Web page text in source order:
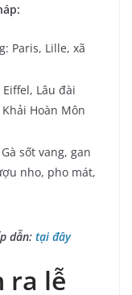
Paris, Lille, xã
Lâu đài
Hoàn Môn
sốt vang, gan
nho, pho mát,
dẫn: tại đây
ra lễ